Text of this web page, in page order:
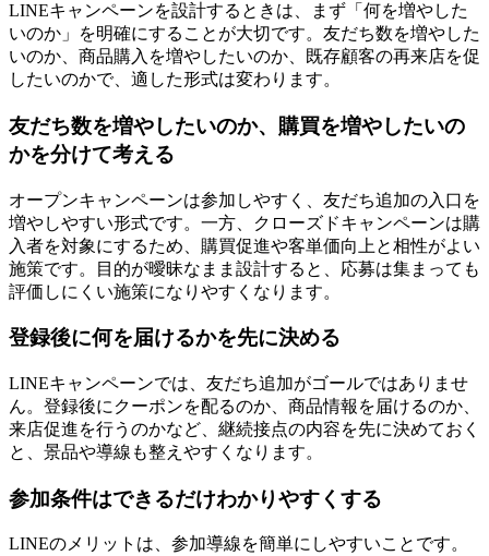
LINEキャンペーンを設計するときは、まず「何を増やした
いのか」を明確にすることが大切です。友だち数を増やした
いのか、商品購入を増やしたいのか、既存顧客の再来店を促
したいのかで、適した形式は変わります。
友だち数を増やしたいのか、購買を増やしたいの
かを分けて考える
オープンキャンペーンは参加しやすく、友だち追加の入口を
増やしやすい形式です。一方、クローズドキャンペーンは購
入者を対象にするため、購買促進や客単価向上と相性がよい
施策です。目的が曖昧なまま設計すると、応募は集まっても
評価しにくい施策になりやすくなります。
登録後に何を届けるかを先に決める
LINEキャンペーンでは、友だち追加がゴールではありませ
ん。登録後にクーポンを配るのか、商品情報を届けるのか、
来店促進を行うのかなど、継続接点の内容を先に決めておく
と、景品や導線も整えやすくなります。
参加条件はできるだけわかりやすくする
LINEのメリットは、参加導線を簡単にしやすいことです。